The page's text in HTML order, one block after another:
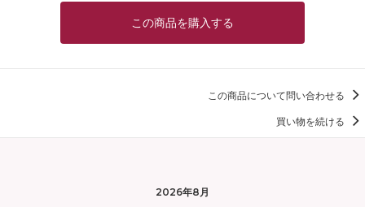
この商品を購入する
この商品について問い合わせる
買い物を続ける
2026年8月